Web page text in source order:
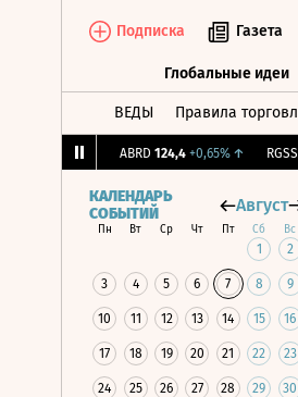
Подписка Газета
Глобальные идеи
ВЕДЫ Правила
ABRD 124,4 +0,65%↑ RGSS
КАЛЕНДАРЬ
СОБЫТИЙ
Август
Пн Вт Ср Чт Пт Сб Вс
1 2
3 4 5 6 7 8 9
10 11 12 13 14 15 16
17 18 19 20 21 22 23
24 25 26 27 28 29 30